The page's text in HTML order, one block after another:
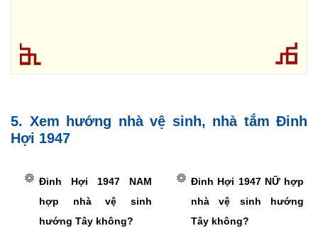
5. Xem hướng nhà vệ sinh, nhà tắm Đinh
Hợi 1947
Đinh Hợi 1947 NAM
hợp nhà vệ sinh
hướng Tây không?
Đinh Hợi 1947 NỮ hợp
nhà vệ sinh hướng
Tây không?